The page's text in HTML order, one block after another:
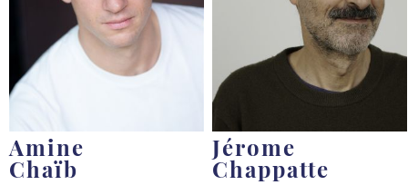
Amine
Chaïb
Jérome
Chappatte